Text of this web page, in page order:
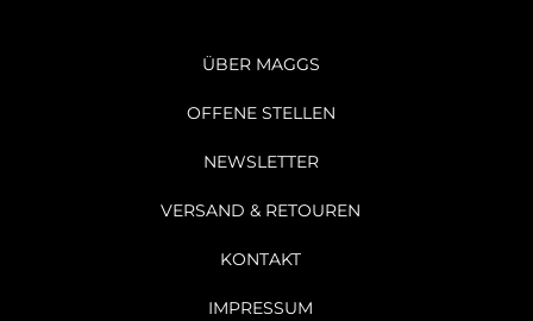
ÜBER MAGGS
OFFENE STELLEN
NEWSLETTER
VERSAND & RETOUREN
KONTAKT
IMPRESSUM